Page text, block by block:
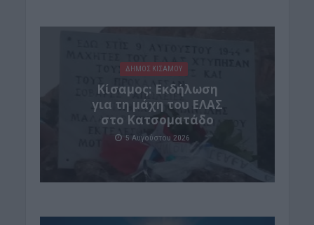
ΔΉΜΟΣ ΚΙΣΆΜΟΥ
Κίσαμος: Εκδήλωση
για τη μάχη του ΕΛΑΣ
στο Κατσοματάδο
5 Αυγούστου 2026